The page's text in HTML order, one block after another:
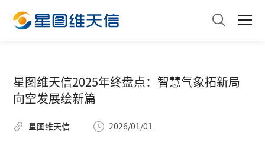
星图维天信2025年终盘点：智慧气象拓新局
向空发展绘新篇
星图维天信 2026/01/01